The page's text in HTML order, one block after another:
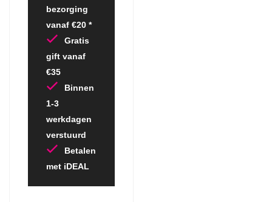
bezorging
vanaf €20 *
Gratis
gift vanaf
€35
Binnen
1-3
werkdagen
verstuurd
Betalen
met iDEAL